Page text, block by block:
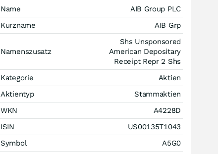
Name
AIB Group PLC
Kurzname
AIB Grp
Namenszusatz
Shs Unsponsored
American Depositary
Receipt Repr 2 Shs
Kategorie
Aktien
Aktientyp
Stammaktien
WKN
A4228D
ISIN
US00135T1043
Symbol
A5G0